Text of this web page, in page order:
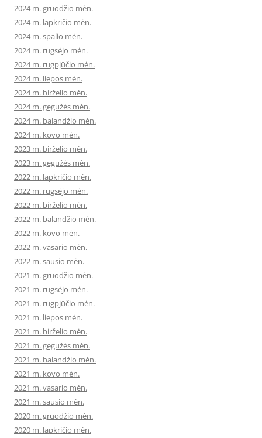
2024 m. gruodžio mėn.
2024 m. lapkričio mėn.
2024 m. spalio mėn.
2024 m. rugsėjo mėn.
2024 m. rugpjūčio mėn.
2024 m. liepos mėn.
2024 m. birželio mėn.
2024 m. gegužės mėn.
2024 m. balandžio mėn.
2024 m. kovo mėn.
2023 m. birželio mėn.
2023 m. gegužės mėn.
2022 m. lapkričio mėn.
2022 m. rugsėjo mėn.
2022 m. birželio mėn.
2022 m. balandžio mėn.
2022 m. kovo mėn.
2022 m. vasario mėn.
2022 m. sausio mėn.
2021 m. gruodžio mėn.
2021 m. rugsėjo mėn.
2021 m. rugpjūčio mėn.
2021 m. liepos mėn.
2021 m. birželio mėn.
2021 m. gegužės mėn.
2021 m. balandžio mėn.
2021 m. kovo mėn.
2021 m. vasario mėn.
2021 m. sausio mėn.
2020 m. gruodžio mėn.
2020 m. lapkričio mėn.